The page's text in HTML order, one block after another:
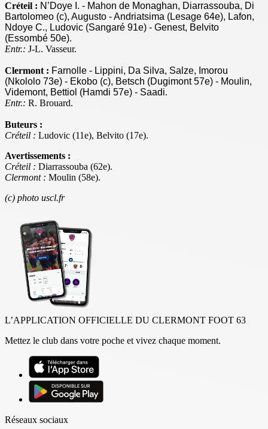
Créteil : N’Doye I. - Mahon de Monaghan, Diarrassouba, Di
Bartolomeo (c), Augusto - Andriatsima (Lesage 64e), Lafon,
Ndoye C., Ludovic (Sangaré 91e) - Genest, Belvito
(Essombé 50e).
Entr.: J-L. Vasseur.
Clermont : Farnolle - Lippini, Da Silva, Salze, Imorou
(Nkololo 73e) - Ekobo (c), Betsch (Dugimont 57e) - Moulin,
Videmont, Bettiol (Hamdi 57e) - Saadi.
Entr.: R. Brouard.
Buteurs :
Créteil : Ludovic (11e), Belvito (17e).
Avertissements :
Créteil : Diarrassouba (62e).
Clermont : Moulin (58e).
(c) photo uscl.fr
L’APPLICATION OFFICIELLE DU CLERMONT FOOT 63
Mettez le club dans votre poche et vivez chaque moment.
Réseaux sociaux